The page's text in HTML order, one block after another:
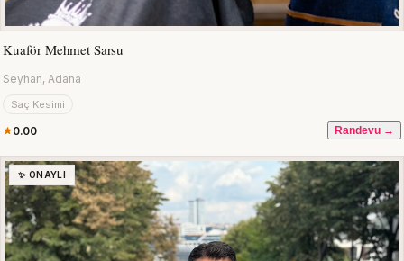
Kuaför Mehmet Sarsu
Seyhan, Adana
Saç Kesimi
0.00 Randevu →
✨ ONAYLI